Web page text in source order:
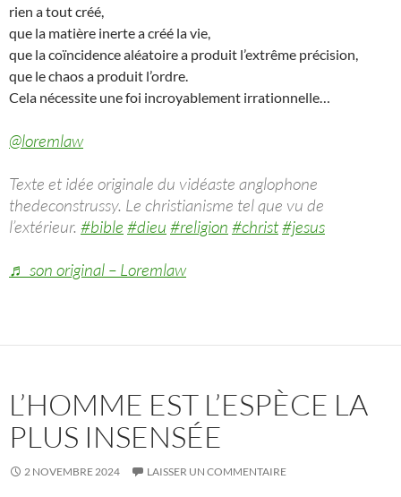
rien a tout créé,
que la matière inerte a créé la vie,
que la coïncidence aléatoire a produit l’extrême précision,
que le chaos a produit l’ordre.
Cela nécessite une foi incroyablement irrationnelle…
@loremlaw
Texte et idée originale du vidéaste anglophone
thedeconstrussy. Le christianisme tel que vu de
l’extérieur. #bible #dieu #religion #christ#jesus
♬ son original – Loremlaw
L’HOMME EST L’ESPÈCE LA
PLUS INSENSÉE
2 NOVEMBRE 2024 LAISSER UN COMMENTAIRE